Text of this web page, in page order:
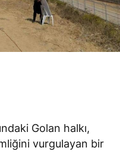
Golan halkı,
vurgulayan bir